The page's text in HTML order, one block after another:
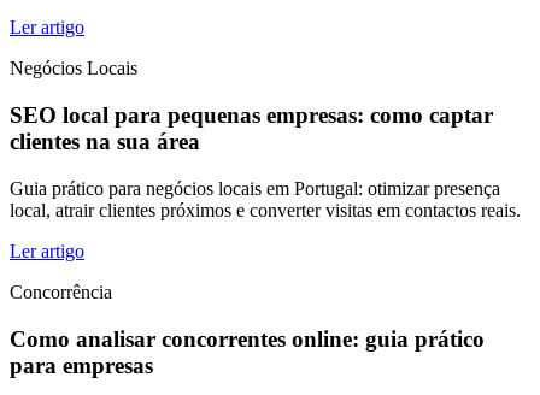
Ler artigo
Negócios Locais
SEO local para pequenas empresas: como captar
clientes na sua área
Guia prático para negócios locais em Portugal: otimizar presença
local, atrair clientes próximos e converter visitas em contactos reais.
Ler artigo
Concorrência
Como analisar concorrentes online: guia prático
para empresas